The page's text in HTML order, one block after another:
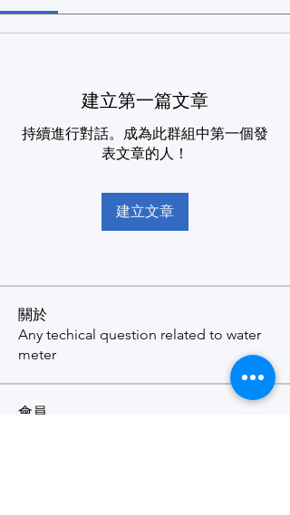
建立第一篇文章
持續進行對話。成為此群組中第一個發
表文章的人！
建立文章
關於
Any techical question related to water
meter
會員